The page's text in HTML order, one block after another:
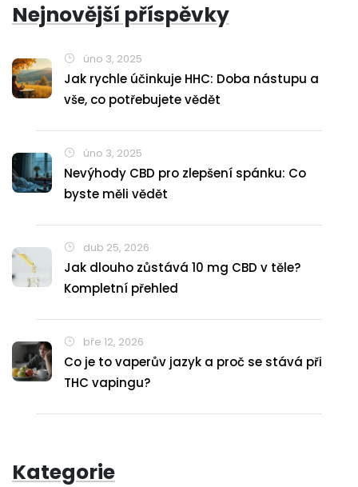
Nejnovější příspěvky
úno 3, 2025
Jak rychle účinkuje HHC: Doba nástupu a
vše, co potřebujete vědět
úno 3, 2025
Nevýhody CBD pro zlepšení spánku: Co
byste měli vědět
dub 25, 2026
Jak dlouho zůstává 10 mg CBD v těle?
Kompletní přehled
bře 12, 2026
Co je to vaperův jazyk a proč se stává při
THC vapingu?
Kategorie